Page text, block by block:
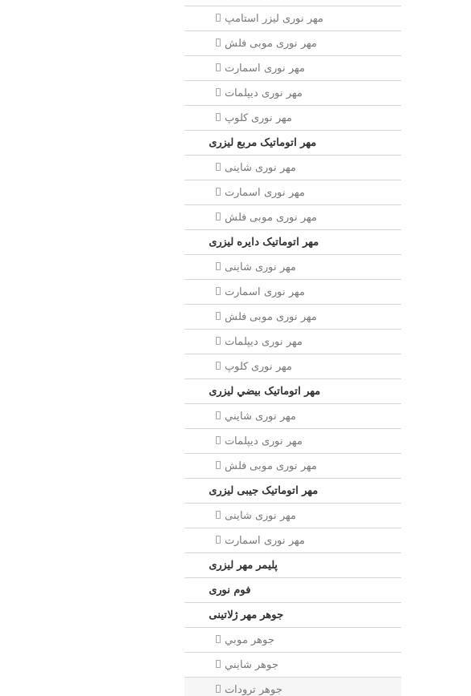
مهر نوری لیزر استامپ
مهر نوری موبی فلش
مهر نوری اسمارت
مهر نوری ديپلمات
مهر نوری کلوپ
مهر اتوماتیک مربع لیزری
مهر نوری شاینی
مهر نوری اسمارت
مهر نوری موبی فلش
مهر اتوماتیک دايره لیزری
مهر نوری شاینی
مهر نوری اسمارت
مهر نوری موبی فلش
مهر نوری دیپلمات
مهر نوری کلوپ
مهر اتوماتیک بيضي لیزری
مهر نوری شايني
مهر نوری دیپلمات
مهر نوری موبی فلش
مهر اتوماتیک جیبی لیزری
مهر نوری شاینی
مهر نوری اسمارت
پلیمر مهر لیزری
فوم نوری
جوهر مهر ژلاتینی
جوهر موبي
جوهر شايني
جوهر ترودات